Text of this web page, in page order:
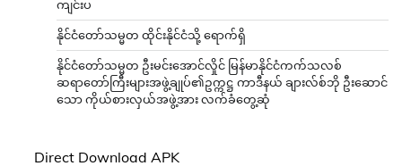
ကျင်းပ
နိုင်ငံတော်သမ္မတ ထိုင်းနိုင်ငံသို့ ရောက်ရှိ
နိုင်ငံတော်သမ္မတ ဦးမင်းအောင်လှိုင် မြန်မာနိုင်ငံကက်သလစ်
ဆရာတော်ကြီးများအဖွဲ့ချုပ်၏ဥက္ကဋ္ဌ ကာဒီနယ် ချားလ်စ်ဘို ဦးဆောင်
သော ကိုယ်စားလှယ်အဖွဲ့အား လက်ခံတွေ့ဆုံ
Direct Download APK